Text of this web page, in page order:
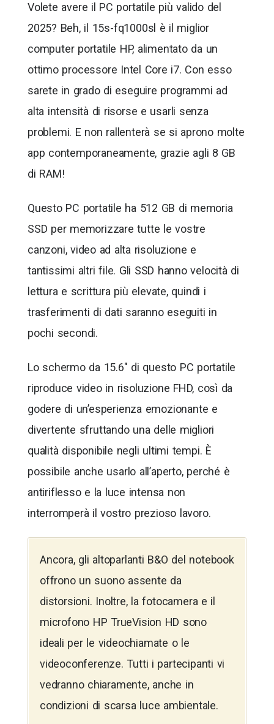
Volete avere il PC portatile più valido del
2025? Beh, il 15s-fq1000sl è il miglior
computer portatile HP, alimentato da un
ottimo processore Intel Core i7. Con esso
sarete in grado di eseguire programmi ad
alta intensità di risorse e usarli senza
problemi. E non rallenterà se si aprono molte
app contemporaneamente, grazie agli 8 GB
di RAM!
Questo PC portatile ha 512 GB di memoria
SSD per memorizzare tutte le vostre
canzoni, video ad alta risoluzione e
tantissimi altri file. Gli SSD hanno velocità di
lettura e scrittura più elevate, quindi i
trasferimenti di dati saranno eseguiti in
pochi secondi.
Lo schermo da 15.6″ di questo PC portatile
riproduce video in risoluzione FHD, così da
godere di un’esperienza emozionante e
divertente sfruttando una delle migliori
qualità disponibile negli ultimi tempi. È
possibile anche usarlo all’aperto, perché è
antiriflesso e la luce intensa non
interromperà il vostro prezioso lavoro.
Ancora, gli altoparlanti B&O del notebook
offrono un suono assente da
distorsioni. Inoltre, la fotocamera e il
microfono HP TrueVision HD sono
ideali per le videochiamate o le
videoconferenze. Tutti i partecipanti vi
vedranno chiaramente, anche in
condizioni di scarsa luce ambientale.